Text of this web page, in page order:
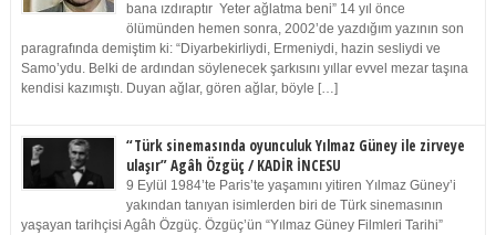
bana ızdıraptır Yeter ağlatma beni” 14 yıl önce
ölümünden hemen sonra, 2002’de yazdığım yazının son
paragrafında demiştim ki: “Diyarbekirliydi, Ermeniydi, hazin sesliydi ve
Samo’ydu. Belki de ardından söylenecek şarkısını yıllar evvel mezar taşına
kendisi kazımıştı. Duyan ağlar, gören ağlar, böyle […]
“Türk sinemasında oyunculuk Yılmaz Güney ile zirveye
ulaşır” Agâh Özgüç / KADİR İNCESU
9 Eylül 1984’te Paris’te yaşamını yitiren Yılmaz Güney’i
yakından tanıyan isimlerden biri de Türk sinemasının
yaşayan tarihçisi Agâh Özgüç. Özgüç’ün “Yılmaz Güney Filmleri Tarihi”